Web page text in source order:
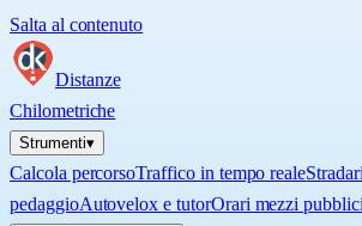
Salta al contenuto
Distanze
Chilometriche
Strumenti▾
Calcola percorsoTraffico in tempo reale
pedaggioAutovelox e tutorOrari mezzi pubblici